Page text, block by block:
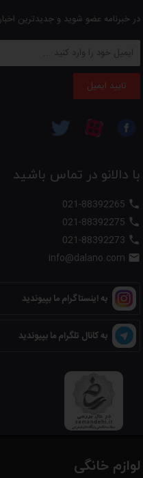
در خبرنامه عضو شوید و جدیدترین
تایید ایمیل
با دالانو در تماس باشید




به اینستاگرام ما بپیوندید
به کانال تلگرام ما بپیوندید
لوازم خانگی